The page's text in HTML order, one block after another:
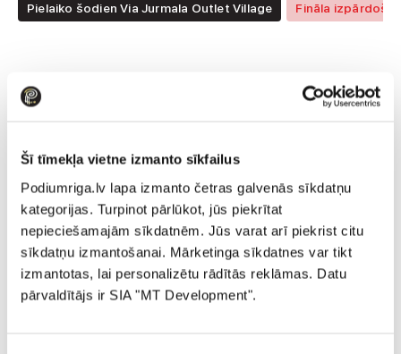
Šī tīmekļa vietne izmanto sīkfailus
Podiumriga.lv lapa izmanto četras galvenās sīkdatņu
kategorijas. Turpinot pārlūkot, jūs piekrītat
nepieciešamajām sīkdatnēm. Jūs varat arī piekrist citu
sīkdatņu izmantošanai. Mārketinga sīkdatnes var tikt
izmantotas, lai personalizētu rādītās reklāmas. Datu
pārvaldītājs ir SIA "MT Development".
Pielaiko šodien Via Jurmala Outlet Village Fināla